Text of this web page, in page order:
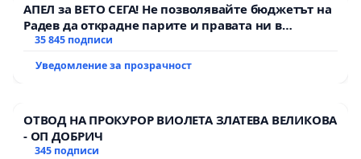
АПЕЛ за ВЕТО СЕГА! Не позволявайте бюджетът на
Радев да открадне парите и правата ни в
тъмното
35 845 подписи
Уведомление за прозрачност
ОТВОД НА ПРОКУРОР ВИОЛЕТА ЗЛАТЕВА ВЕЛИКОВА
- ОП ДОБРИЧ
345 подписи